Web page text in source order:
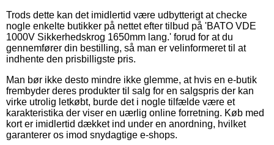
Trods dette kan det imidlertid være udbytterigt at checke
nogle enkelte butikker på nettet efter tilbud på 'BATO VDE
1000V Sikkerhedskrog 1650mm lang.' forud for at du
gennemfører din bestilling, så man er velinformeret til at
indhente den prisbilligste pris.
Man bør ikke desto mindre ikke glemme, at hvis en e-butik
frembyder deres produkter til salg for en salgspris der kan
virke utrolig letkøbt, burde det i nogle tilfælde være et
karakteristika der viser en uærlig online forretning. Køb med
kort er imidlertid dækket ind under en anordning, hvilket
garanterer os imod snydagtige e-shops.